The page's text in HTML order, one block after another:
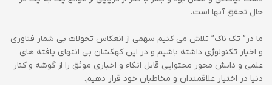
حال تحقق آنها است.
ما در” تک ناک” تلاش می کنیم سهمی از انعکاس تحولات بی شمار فناوری
و اخبار تکنولوژی داشته باشیم و در این کهکشان بی انتهای یافته های
علمی و دانش محور محتوایی قابل اتکاء و اخباری موثق را از گوشه و کنار
دنیا در اختیار علاقمندان و مخاطبان خود قرار دهیم.